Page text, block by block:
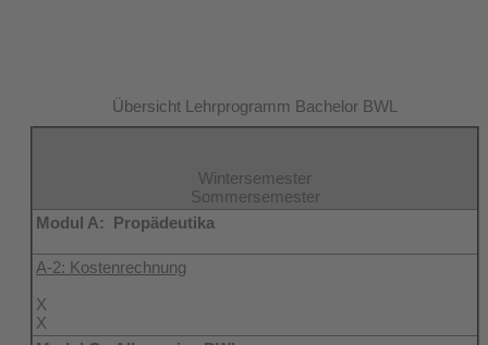
Übersicht Lehrprogramm Bachelor BWL
Wintersemester
Sommersemester
Modul A: Propädeutika
A-2: Kostenrechnung
X
X